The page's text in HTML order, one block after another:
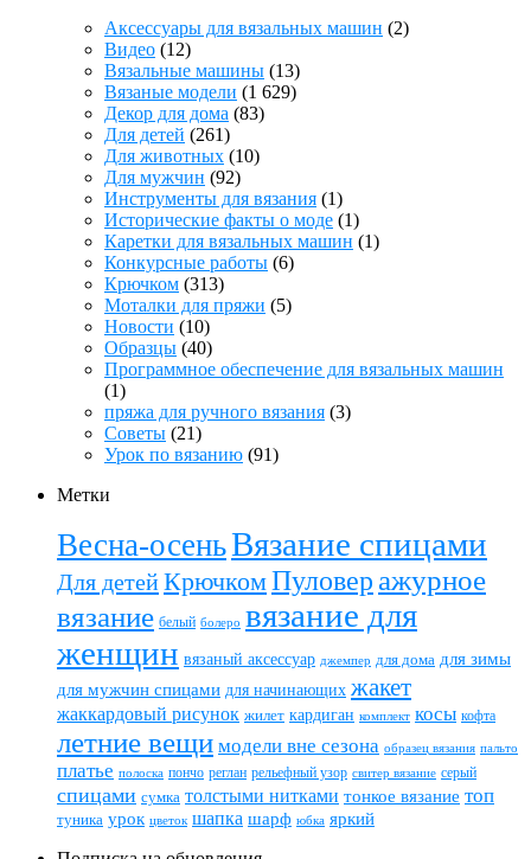
Аксессуары для вязальных машин (2)
Видео (12)
Вязальные машины (13)
Вязаные модели (1 629)
Декор для дома (83)
Для детей (261)
Для животных (10)
Для мужчин (92)
Инструменты для вязания (1)
Исторические факты о моде (1)
Каретки для вязальных машин (1)
Конкурсные работы (6)
Крючком (313)
Моталки для пряжи (5)
Новости (10)
Образцы (40)
Программное обеспечение для вязальных машин
(1)
пряжа для ручного вязания (3)
Советы (21)
Урок по вязанию (91)
Метки
Весна-осеньВязание спицами
Для детейКрючкомПуловер ажурное
вязание белый болеро вязание для
женщин вязаный аксессуар джемпер для дома для зимы
для мужчин спицами для начинающих жакет
жаккардовый рисунок жилет кардиган комплект косы кофта
летние вещи модели вне сезона образец вязания пальто
платье полоска пончо реглан рельефный узор свитер вязание серый
спицами сумка толстыми нитками тонкое вязание топ
туника урок цветок шапка шарф юбка яркий